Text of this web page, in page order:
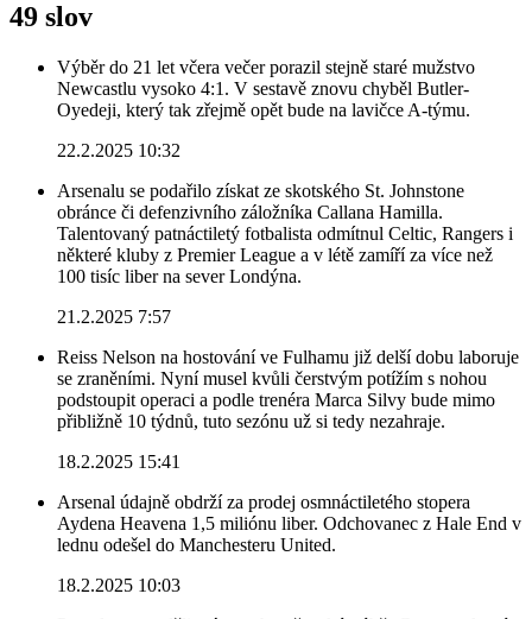
49 slov
Výběr do 21 let včera večer porazil stejně staré mužstvo
Newcastlu vysoko 4:1. V sestavě znovu chyběl Butler-
Oyedeji, který tak zřejmě opět bude na lavičce A-týmu.
22.2.2025 10:32
Arsenalu se podařilo získat ze skotského St. Johnstone
obránce či defenzivního záložníka Callana Hamilla.
Talentovaný patnáctiletý fotbalista odmítnul Celtic, Rangers i
některé kluby z Premier League a v létě zamíří za více než
100 tisíc liber na sever Londýna.
21.2.2025 7:57
Reiss Nelson na hostování ve Fulhamu již delší dobu laboruje
se zraněními. Nyní musel kvůli čerstvým potížím s nohou
podstoupit operaci a podle trenéra Marca Silvy bude mimo
přibližně 10 týdnů, tuto sezónu už si tedy nezahraje.
18.2.2025 15:41
Arsenal údajně obdrží za prodej osmnáctiletého stopera
Aydena Heavena 1,5 miliónu liber. Odchovanec z Hale End v
lednu odešel do Manchesteru United.
18.2.2025 10:03